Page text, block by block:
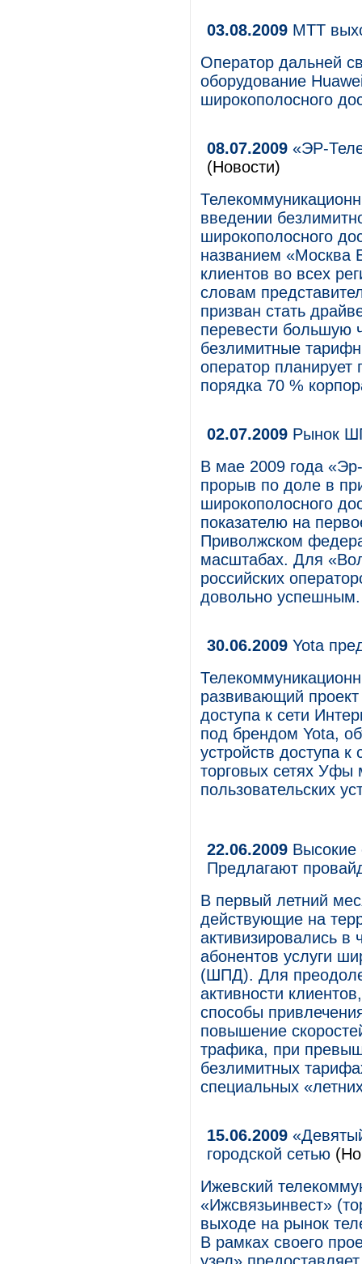
03.08.2009 МТТ
Оператор дальней
оборудование
широкополосного
08.07.2009 «ЭР-
(Новости)
введении
широкополосного
названием «Москва
клиентов во всех
словам
призван стать
перевести большую
безлимитные
оператор
порядка 70 %
02.07.2009 Рынок
В мае 2009 года
прорыв по доле в
широкополосного
показателю на
Приволжском
масштабах. Для
российских
довольно успешным.
30.06.2009 Yota
развивающий проект
доступа к сети
под брендом Yota,
устройств доступа
торговых сетях Уфы
пользовательских
22.06.2009 Высокие
Предлагают
В первый летний
действующие на
активизировались в
абонентов услуги
(ШПД). Для
активности
способы
повышение
трафика, при
безлимитных
специальных
15.06.2009
городской сетью
Ижевский
«Ижсвязьинвест»
выходе на рынок
В рамках своего